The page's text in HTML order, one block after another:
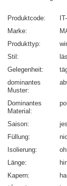
Produktcode
Marke
Produkttyp
Stil
Gelegenheit
dominantes
Muster
Dominantes
Material
Saison
Füllung
Isolierung
Länge
Kapern